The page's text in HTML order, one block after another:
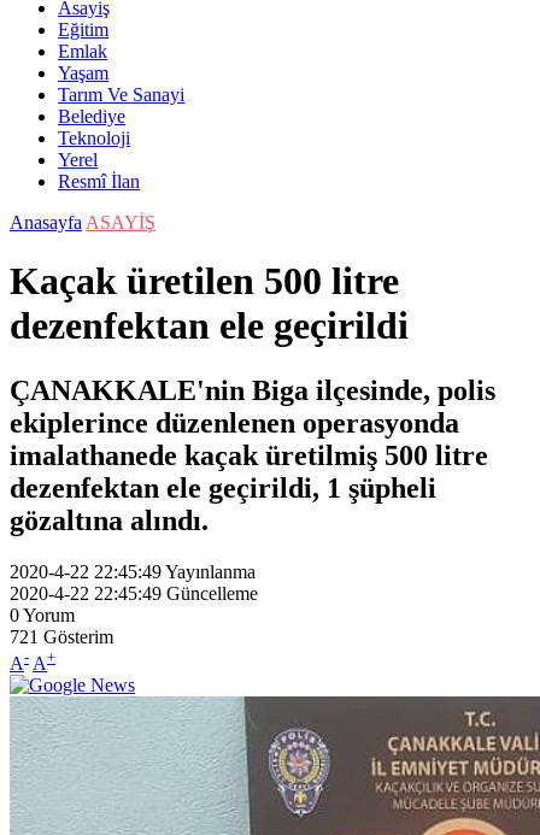
Asayiş
Eğitim
Emlak
Yaşam
Tarım Ve Sanayi
Belediye
Teknoloji
Yerel
Resmî İlan
Anasayfa ASAYİŞ
Kaçak üretilen 500 litre
dezenfektan ele geçirildi
ÇANAKKALE'nin Biga ilçesinde, polis
ekiplerince düzenlenen operasyonda
imalathanede kaçak üretilmiş 500 litre
dezenfektan ele geçirildi, 1 şüpheli
gözaltına alındı.
2020-4-22 22:45:49Yayınlanma
2020-4-22 22:45:49 Güncelleme
0Yorum
721 Gösterim
A- A+